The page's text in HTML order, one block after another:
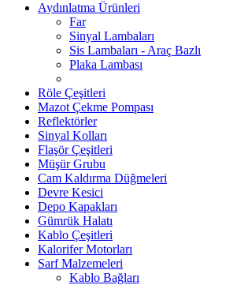
Aydınlatma Ürünleri
Far
Sinyal Lambaları
Sis Lambaları - Araç Bazlı
Plaka Lambası
Röle Çeşitleri
Mazot Çekme Pompası
Reflektörler
Sinyal Kolları
Flaşör Çeşitleri
Müşür Grubu
Cam Kaldırma Düğmeleri
Devre Kesici
Depo Kapakları
Gümrük Halatı
Kablo Çeşitleri
Kalorifer Motorları
Sarf Malzemeleri
Kablo Bağları